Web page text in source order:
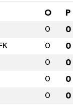
O P
0 0
0 0
0 0
0 0
0 0